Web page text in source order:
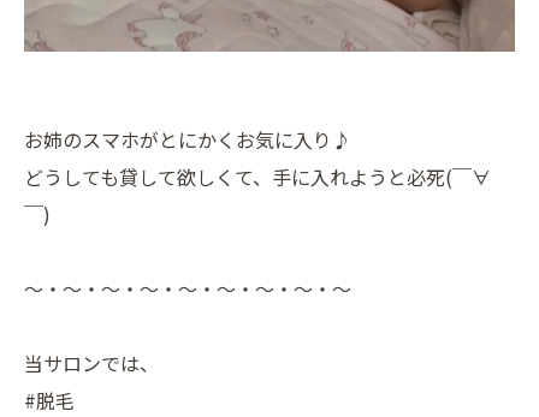
お姉のスマホがとにかくお気に入り♪
どうしても貸して欲しくて、手に入れようと必死(￣∀
￣)
〜・〜・〜・〜・〜・〜・〜・〜・〜
当サロンでは、
#脱毛